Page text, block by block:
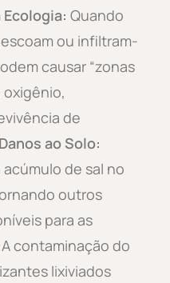
Ecologia: Quando
ou infiltram-
causar “zonas
oxigênio,
de
Danos ao Solo:
de sal no
outros
para as
A contaminação do
lixiviados